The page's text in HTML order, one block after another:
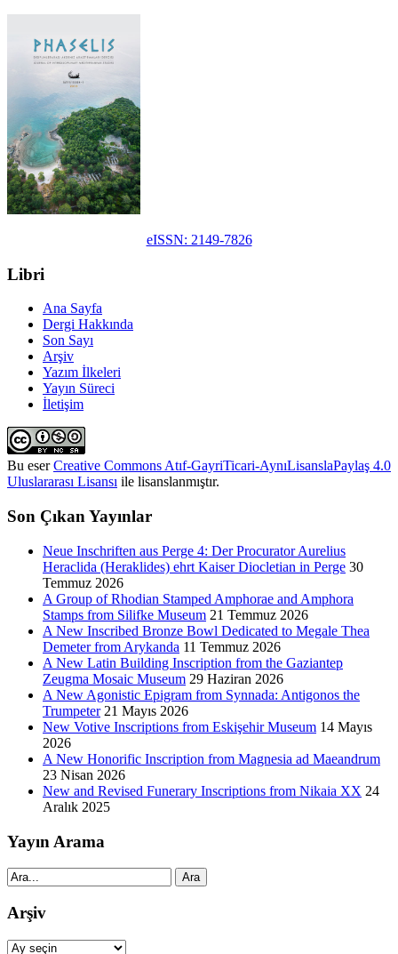
eISSN: 2149-7826
Libri
Ana Sayfa
Dergi Hakkında
Son Sayı
Arşiv
Yazım İlkeleri
Yayın Süreci
İletişim
Bu eserCreative Commons Atıf-GayriTicari-AynıLisanslaPaylaş 4.0
Uluslararası Lisansı ile lisanslanmıştır.
Son Çıkan Yayınlar
Neue Inschriften aus Perge 4: Der Procurator Aurelius
Heraclida (Heraklides) ehrt Kaiser Diocletian in Perge 30
Temmuz 2026
A Group of Rhodian Stamped Amphorae and Amphora
Stamps from Silifke Museum 21 Temmuz 2026
A New Inscribed Bronze Bowl Dedicated to Megale Thea
Demeter from Arykanda 11 Temmuz 2026
A New Latin Building Inscription from the Gaziantep
Zeugma Mosaic Museum 29 Haziran 2026
A New Agonistic Epigram from Synnada: Antigonos the
Trumpeter 21 Mayıs 2026
New Votive Inscriptions from Eskişehir Museum 14 Mayıs
2026
A New Honorific Inscription from Magnesia ad Maeandrum
23 Nisan 2026
New and Revised Funerary Inscriptions from Nikaia XX 24
Aralık 2025
Yayın Arama
Ara
Arşiv
Arşiv